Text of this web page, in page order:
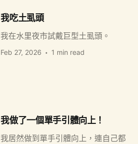
我吃土虱頭
我在水里夜市試戴巨型土虱頭。
Feb 27, 2026 1 min read
我做了一個單手引體向上！
我居然做到單手引體向上，連自己都